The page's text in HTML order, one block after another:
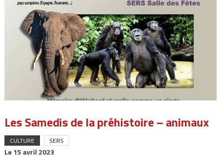
Les Samedis de la préhistoire – animaux
CULTURE SERS
Le 15 avril 2023